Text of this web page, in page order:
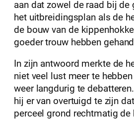
aan dat zowel de raad bij de
het uitbreidingsplan als de
de bouw van de
goeder trouw hebben
In zijn antwoord merkte de
niet veel lust meer te
weer langdurig te
hij er van overtuigd te zijn
perceel grond rechtmatig